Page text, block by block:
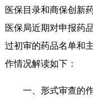
医保目录和商保创新
医保局近期对申报药
过初审的药品名单和
作情况解读如下：
一、形式审查的